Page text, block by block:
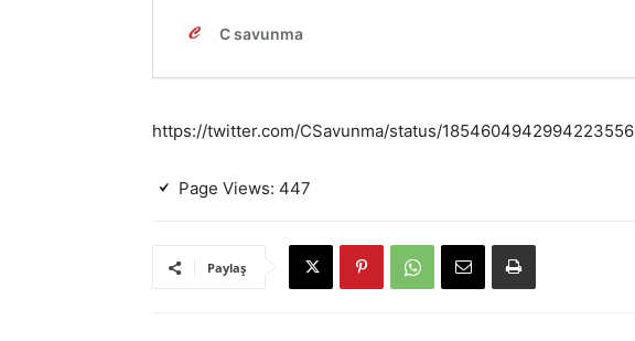
https://twitter.com/CSavunma/status/1854604942994223556
Page Views: 447
Paylaş